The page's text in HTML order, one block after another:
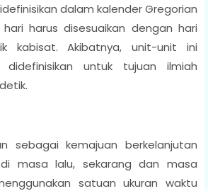
dalam kalender Gregorian
harus disesuaikan dengan hari
kabisat. Akibatnya, unit-unit ini
didefinisikan untuk tujuan ilmiah
sebagai kemajuan berkelanjutan
masa lalu, sekarang dan masa
satuan ukuran waktu